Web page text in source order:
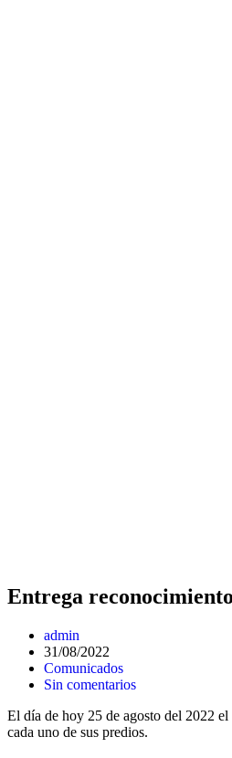
Entrega
Autor
de
la
entrada:
admin
Publicación
de
la
31/08/2022
Categoría
de
entrada:
Comunicados
Comentarios
la
entrada:
Sin comentarios
El día de hoy 25 de agosto del 2022
cada uno de sus predios.